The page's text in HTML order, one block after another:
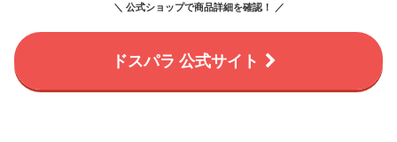
＼ 公式ショップで商品詳細を確認！ ／
ドスパラ 公式サイト